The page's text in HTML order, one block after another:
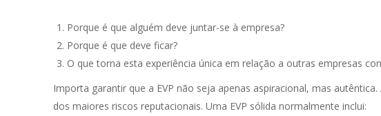
Porque é que alguém deve juntar-se à empresa?
Porque é que deve ficar?
O que torna esta experiência única em relação a outras empresas
Importa garantir que a EVP não seja apenas aspiracional, mas
dos maiores riscos reputacionais. Uma EVP sólida normalmente inclui: